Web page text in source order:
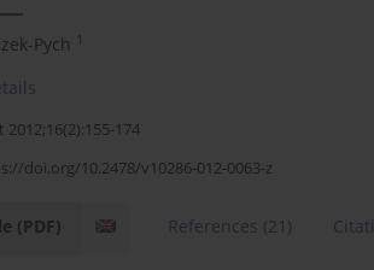
Pych 1
174
doi.org/10.2478/v10286-012-0063-z
(PDF) References (21)